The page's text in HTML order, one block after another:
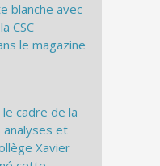
blanche avec
CSC
le magazine
cadre de la
analyses et
Xavier